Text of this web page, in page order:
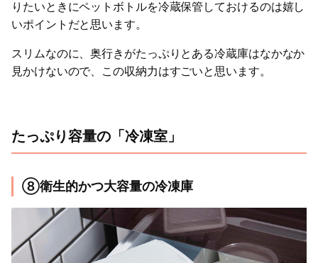
りたいときにペットボトルを冷蔵保管しておけるのは嬉し
いポイントだと思います。
スリムなのに、奥行きがたっぷりとある冷蔵庫はなかなか
見かけないので、この収納力はすごいと思います。
たっぷり容量の「冷凍室」
⑧衛生的かつ大容量の冷凍庫